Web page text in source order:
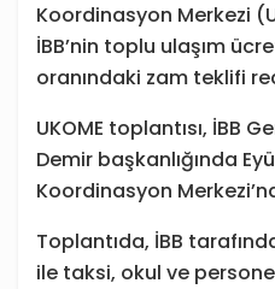
Koordinasyon Merkezi
İBB’nin toplu ulaşım
oranındaki zam teklifi
UKOME toplantısı, İBB
Demir başkanlığında
Koordinasyon
Toplantıda, İBB
ile taksi, okul ve